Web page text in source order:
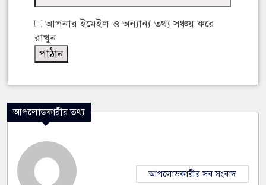
আপনার ইমেইল ও অন্যান্য তথ্য সঞ্চয় করে
রাখুন
আপলোডকারীর তথ্য
আপলোডকারীর সব সংবাদ